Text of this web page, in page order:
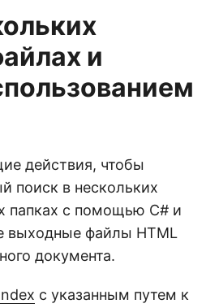
и
действия, чтобы
поиск в нескольких
папках с помощью C# и
выходные файлы HTML
документа.
с указанным путем к